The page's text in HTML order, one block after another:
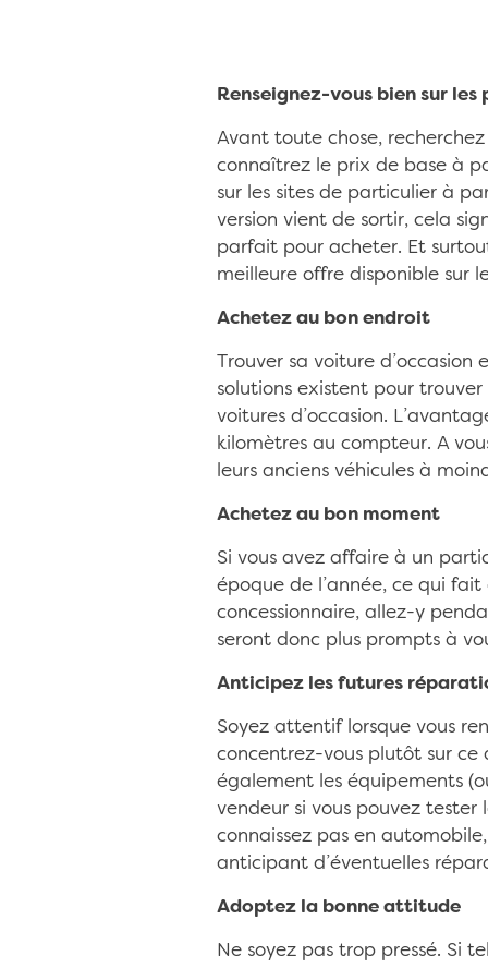
Renseignez-vous bien sur les
Avant toute chose,
connaîtrez le prix de base à
sur les sites de particulier à
version vient de sortir, cela
parfait pour acheter. Et
meilleure offre disponible sur
Achetez au bon endroit
Trouver sa voiture
solutions existent pour
voitures d’occasion.
kilomètres au compteur. A
leurs anciens véhicules à
Achetez au bon moment
Si vous avez affaire à un
époque de l’année, ce qui
concessionnaire, allez-y
seront donc plus prompts à
Anticipez les futures
Soyez attentif lorsque vous
concentrez-vous plutôt sur ce
également les équipements
vendeur si vous pouvez
connaissez pas en
anticipant d’éventuelles
Adoptez la bonne attitude
Ne soyez pas trop pressé. Si